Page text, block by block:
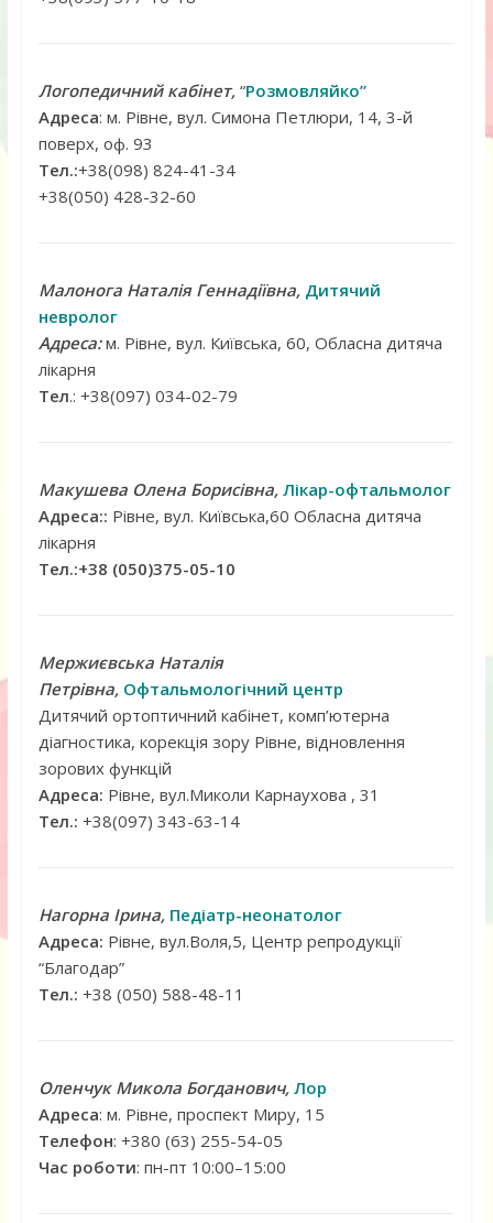
Логопедичний кабінет,“Розмовляйко”
Адреса: м. Рівне, вул. Симона Петлюри, 14, 3-й
поверх, оф. 93
Тел.:+38(098) 824-41-34
+38(050) 428-32-60
Малонога Наталія Геннадіївна, Дитячий
невролог
Адреса:м. Рівне, вул. Київська, 60, Обласна дитяча
лікарня
Тел.: +38(097) 034-02-79
Макушева Олена Борисівна, Лікар-офтальмолог
Адреса:: Рівне, вул. Київська,60 Обласна дитяча
лікарня
Тел.:+38 (050)375-05-10
Мержиєвська Наталія
Петрівна, Офтальмологічний центр
Дитячий ортоптичний кабінет, комп’ютерна
діагностика, корекція зору Рівне, відновлення
зорових функцій
Адреса: Рівне, вул.Миколи Карнаухова , 31
Тел.: +38(097) 343-63-14
Нагорна Ірина, Педіатр-неонатолог
Адреса: Рівне, вул.Воля,5, Центр репродукції
“Благодар”
Тел.: +38 (050) 588-48-11
Оленчук Микола Богданович, Лор
Адреса: м. Рівне, проспект Миру, 15
Телефон: +380 (63) 255-54-05
Час роботи: пн-пт 10:00–15:00